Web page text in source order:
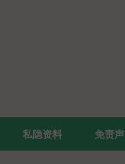
私隐资料 免责